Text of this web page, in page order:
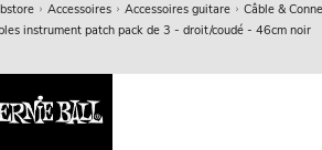
Accessoires Accessoires guitare
Câble &
instrument patch pack de 3 - droit/coudé - 46cm noir